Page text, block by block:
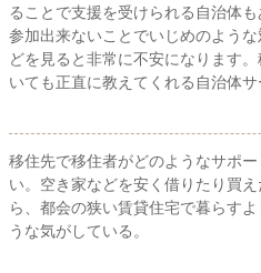
ることで支援を受けられる自治体
参加出来ないことでいじめのよう
どを見ると非常に不安になります
いても正直に教えてくれる自治体サ
移住先で移住者がどのようなサポ
い。空き家などを安く借りたり買
ら、都会の狭い賃貸住宅で暮らす
うな気がしている。